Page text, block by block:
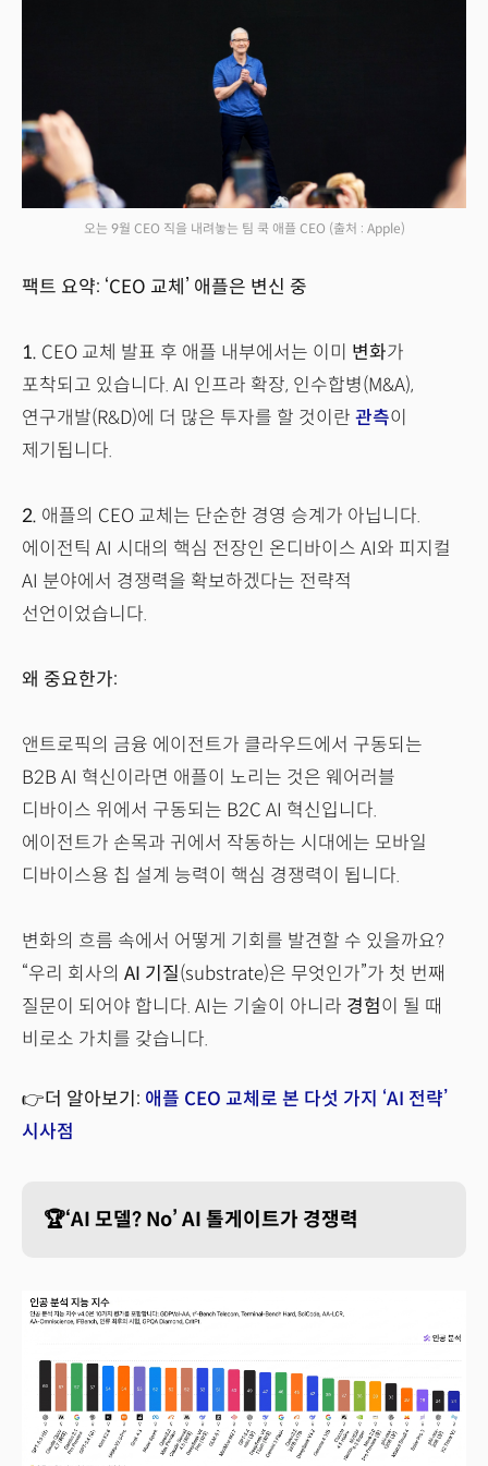
오는 9월 CEO 직을 내려놓는 팀 쿡 애플 CEO (출처 : Apple)
팩트 요약: ‘CEO 교체’ 애플은 변신 중
1. CEO 교체 발표 후 애플 내부에서는 이미 변화가
포착되고 있습니다. AI 인프라 확장, 인수합병(M&A),
연구개발(R&D)에 더 많은 투자를 할 것이란 관측이
제기됩니다.
2. 애플의 CEO 교체는 단순한 경영 승계가 아닙니다.
에이전틱 AI 시대의 핵심 전장인 온디바이스 AI와 피지컬
AI 분야에서 경쟁력을 확보하겠다는 전략적
선언이었습니다.
왜 중요한가:
앤트로픽의 금융 에이전트가 클라우드에서 구동되는
B2B AI 혁신이라면 애플이 노리는 것은 웨어러블
디바이스 위에서 구동되는 B2C AI 혁신입니다.
에이전트가 손목과 귀에서 작동하는 시대에는 모바일
디바이스용 칩 설계 능력이 핵심 경쟁력이 됩니다.
변화의 흐름 속에서 어떻게 기회를 발견할 수 있을까요?
“우리 회사의 AI 기질(substrate)은 무엇인가”가 첫 번째
질문이 되어야 합니다. AI는 기술이 아니라 경험이 될 때
비로소 가치를 갖습니다.
👉더 알아보기: 애플 CEO 교체로 본 다섯 가지 ‘AI 전략’
시사점
🏆‘AI 모델? No’ AI 톨게이트가 경쟁력